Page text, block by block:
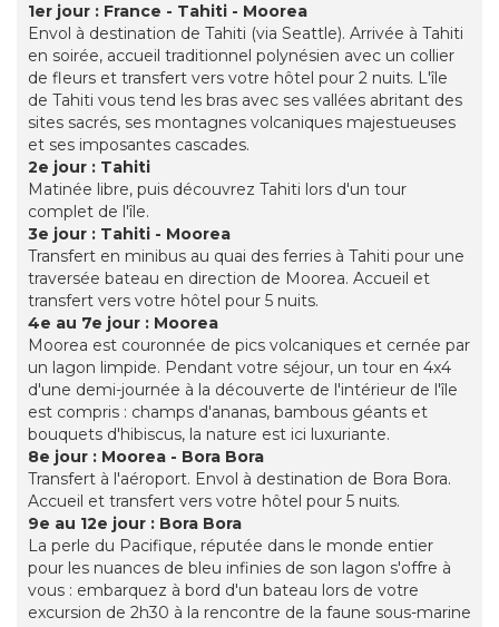
1er jour : France - Tahiti - Moorea
Envol à destination de Tahiti (via Seattle). Arrivée à Tahiti
en soirée, accueil traditionnel polynésien avec un collier
de fleurs et transfert vers votre hôtel pour 2 nuits. L'île
de Tahiti vous tend les bras avec ses vallées abritant des
sites sacrés, ses montagnes volcaniques majestueuses
et ses imposantes cascades.
2e jour : Tahiti
Matinée libre, puis découvrez Tahiti lors d'un tour
complet de l'île.
3e jour : Tahiti - Moorea
Transfert en minibus au quai des ferries à Tahiti pour une
traversée bateau en direction de Moorea. Accueil et
transfert vers votre hôtel pour 5 nuits.
4e au 7e jour : Moorea
Moorea est couronnée de pics volcaniques et cernée par
un lagon limpide. Pendant votre séjour, un tour en 4x4
d'une demi-journée à la découverte de l'intérieur de l'île
est compris : champs d'ananas, bambous géants et
bouquets d'hibiscus, la nature est ici luxuriante.
8e jour : Moorea - Bora Bora
Transfert à l'aéroport. Envol à destination de Bora Bora.
Accueil et transfert vers votre hôtel pour 5 nuits.
9e au 12e jour : Bora Bora
La perle du Pacifique, réputée dans le monde entier
pour les nuances de bleu infinies de son lagon s'offre à
vous : embarquez à bord d'un bateau lors de votre
excursion de 2h30 à la rencontre de la faune sous-marine